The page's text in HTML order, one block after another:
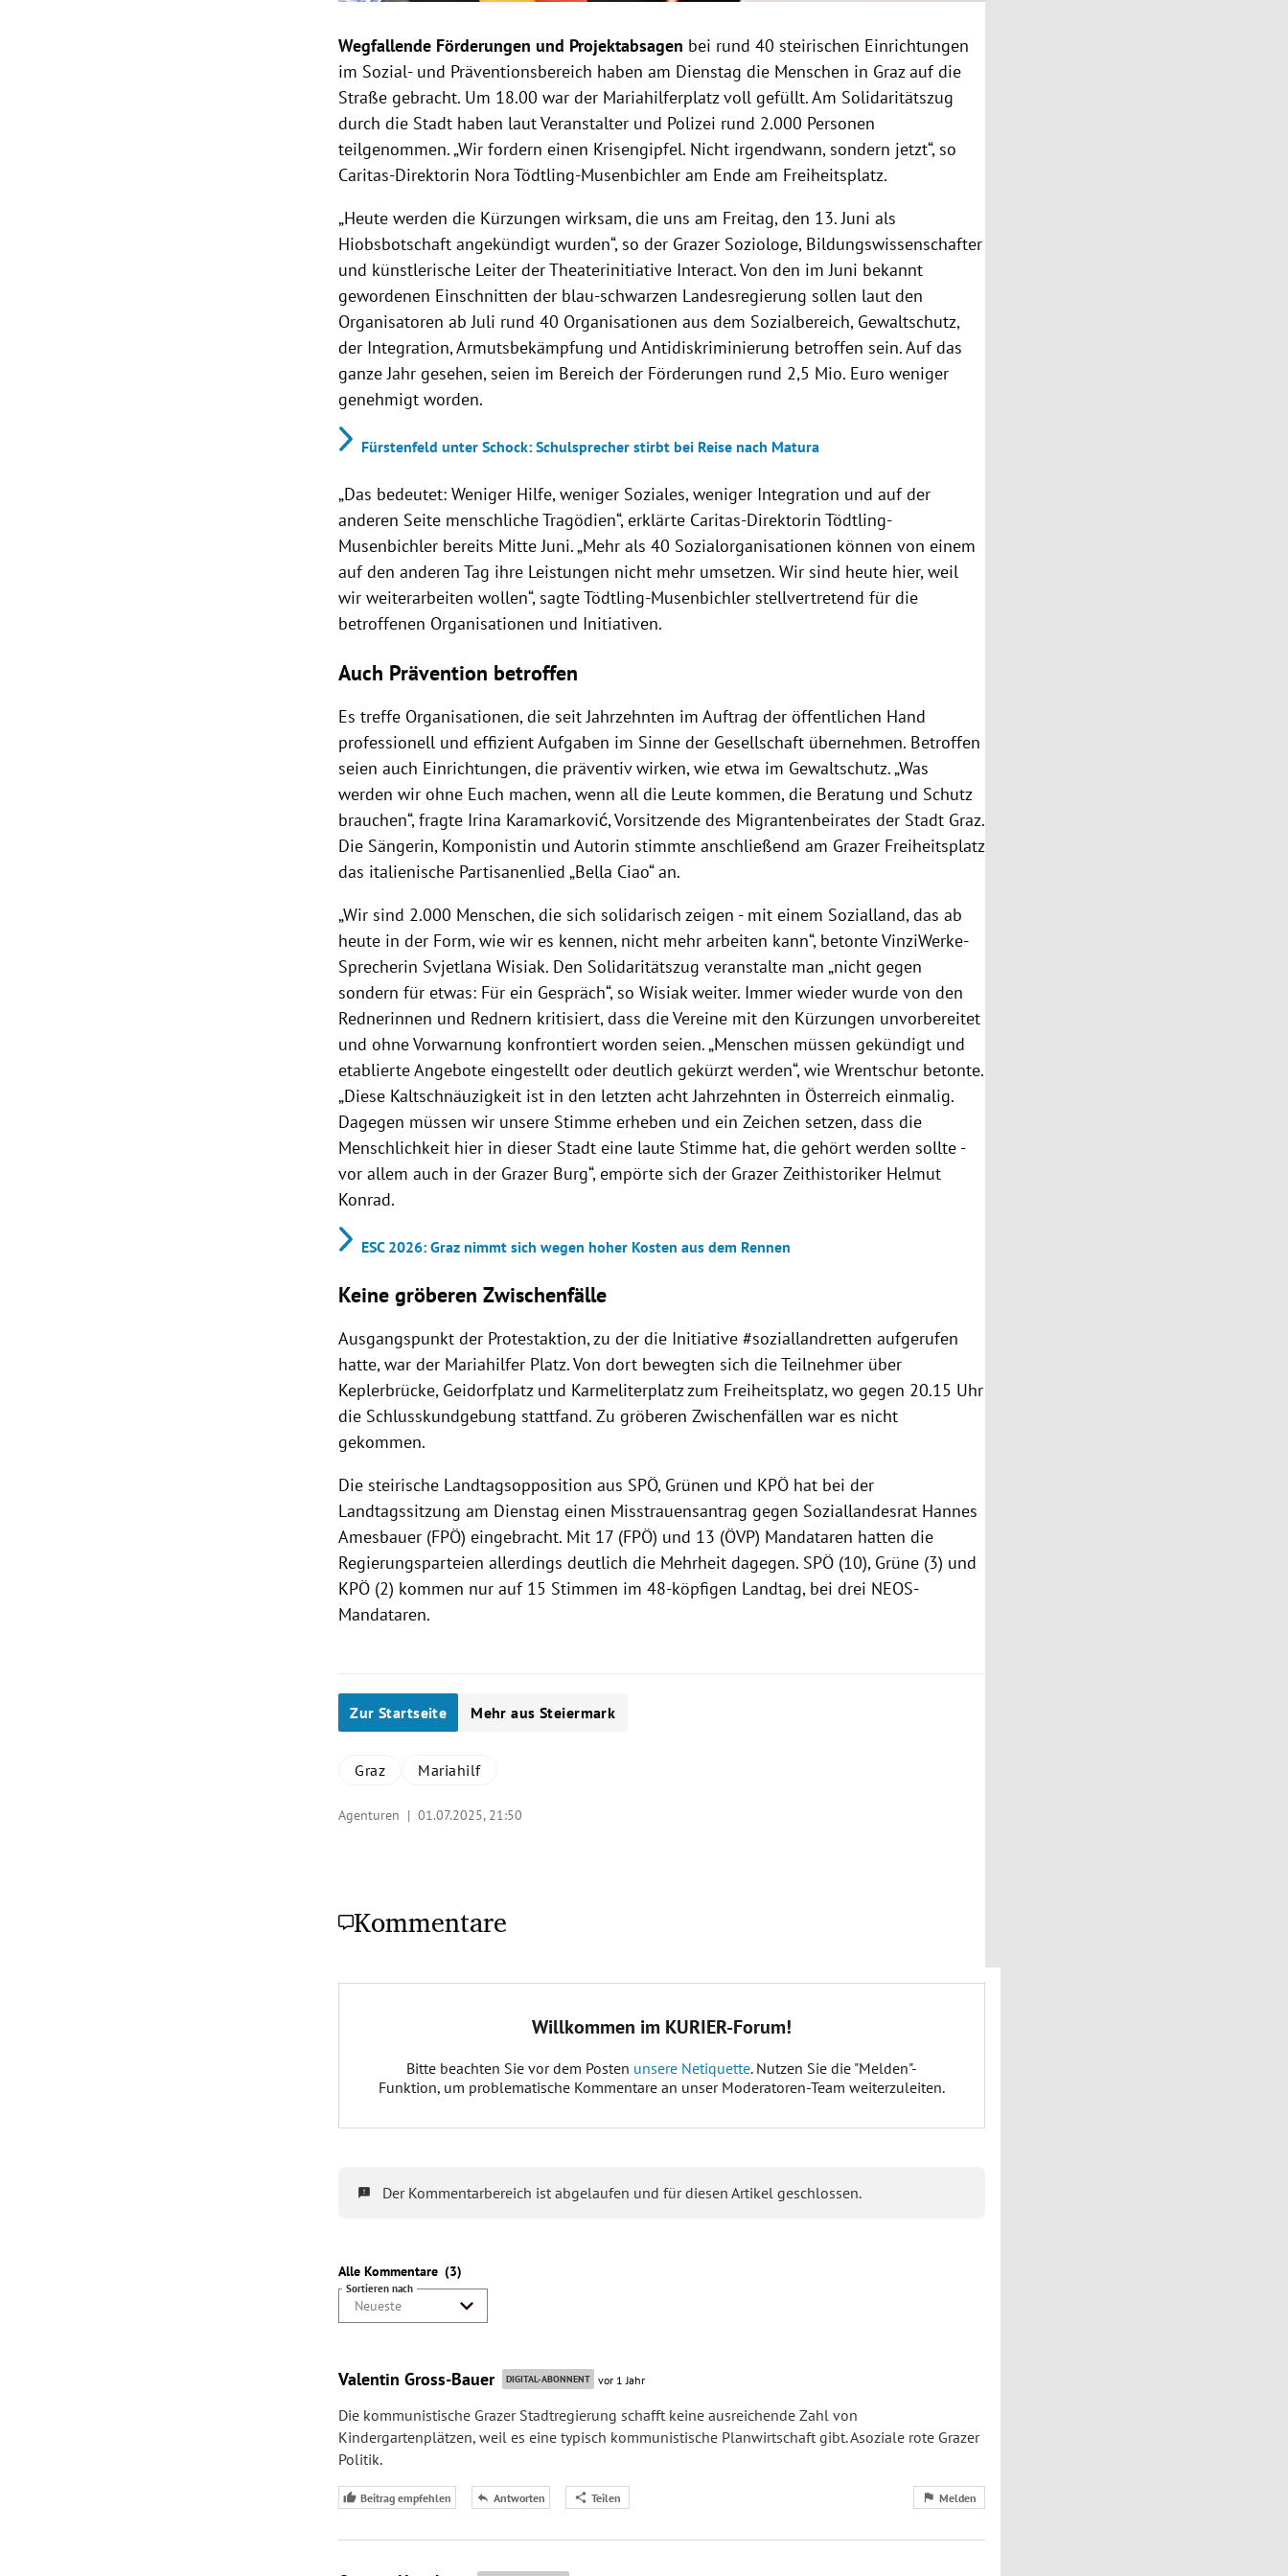
Wegfallende Förderungen und Projektabsagen bei rund 40 steirischen Einrichtungen
im Sozial- und Präventionsbereich haben am Dienstag die Menschen in Graz auf die
Straße gebracht. Um 18.00 war der Mariahilferplatz voll gefüllt. Am Solidaritätszug
durch die Stadt haben laut Veranstalter und Polizei rund 2.000 Personen
teilgenommen. „Wir fordern einen Krisengipfel. Nicht irgendwann, sondern jetzt“, so
Caritas-Direktorin Nora Tödtling-Musenbichler am Ende am Freiheitsplatz.
„Heute werden die Kürzungen wirksam, die uns am Freitag, den 13. Juni als
Hiobsbotschaft angekündigt wurden“, so der Grazer Soziologe, Bildungswissenschafter
und künstlerische Leiter der Theaterinitiative Interact. Von den im Juni bekannt
gewordenen Einschnitten der blau-schwarzen Landesregierung sollen laut den
Organisatoren ab Juli rund 40 Organisationen aus dem Sozialbereich, Gewaltschutz,
der Integration, Armutsbekämpfung und Antidiskriminierung betroffen sein. Auf das
ganze Jahr gesehen, seien im Bereich der Förderungen rund 2,5 Mio. Euro weniger
genehmigt worden.
Fürstenfeld unter Schock: Schulsprecher stirbt bei Reise nach Matura
„Das bedeutet: Weniger Hilfe, weniger Soziales, weniger Integration und auf der
anderen Seite menschliche Tragödien“, erklärte Caritas-Direktorin Tödtling-
Musenbichler bereits Mitte Juni. „Mehr als 40 Sozialorganisationen können von einem
auf den anderen Tag ihre Leistungen nicht mehr umsetzen. Wir sind heute hier, weil
wir weiterarbeiten wollen“, sagte Tödtling-Musenbichler stellvertretend für die
betroffenen Organisationen und Initiativen.
Auch Prävention betroffen
Es treffe Organisationen, die seit Jahrzehnten im Auftrag der öffentlichen Hand
professionell und effizient Aufgaben im Sinne der Gesellschaft übernehmen. Betroffen
seien auch Einrichtungen, die präventiv wirken, wie etwa im Gewaltschutz. „Was
werden wir ohne Euch machen, wenn all die Leute kommen, die Beratung und Schutz
brauchen“, fragte Irina Karamarković, Vorsitzende des Migrantenbeirates der Stadt Graz.
Die Sängerin, Komponistin und Autorin stimmte anschließend am Grazer Freiheitsplatz
das italienische Partisanenlied „Bella Ciao“ an.
„Wir sind 2.000 Menschen, die sich solidarisch zeigen - mit einem Sozialland, das ab
heute in der Form, wie wir es kennen, nicht mehr arbeiten kann“, betonte VinziWerke-
Sprecherin Svjetlana Wisiak. Den Solidaritätszug veranstalte man „nicht gegen
sondern für etwas: Für ein Gespräch“, so Wisiak weiter. Immer wieder wurde von den
Rednerinnen und Rednern kritisiert, dass die Vereine mit den Kürzungen unvorbereitet
und ohne Vorwarnung konfrontiert worden seien. „Menschen müssen gekündigt und
etablierte Angebote eingestellt oder deutlich gekürzt werden“, wie Wrentschur betonte.
„Diese Kaltschnäuzigkeit ist in den letzten acht Jahrzehnten in Österreich einmalig.
Dagegen müssen wir unsere Stimme erheben und ein Zeichen setzen, dass die
Menschlichkeit hier in dieser Stadt eine laute Stimme hat, die gehört werden sollte -
vor allem auch in der Grazer Burg“, empörte sich der Grazer Zeithistoriker Helmut
Konrad.
ESC 2026: Graz nimmt sich wegen hoher Kosten aus dem Rennen
Keine gröberen Zwischenfälle
Ausgangspunkt der Protestaktion, zu der die Initiative #soziallandretten aufgerufen
hatte, war der Mariahilfer Platz. Von dort bewegten sich die Teilnehmer über
Keplerbrücke, Geidorfplatz und Karmeliterplatz zum Freiheitsplatz, wo gegen 20.15 Uhr
die Schlusskundgebung stattfand. Zu gröberen Zwischenfällen war es nicht
gekommen.
Die steirische Landtagsopposition aus SPÖ, Grünen und KPÖ hat bei der
Landtagssitzung am Dienstag einen Misstrauensantrag gegen Soziallandesrat Hannes
Amesbauer (FPÖ) eingebracht. Mit 17 (FPÖ) und 13 (ÖVP) Mandataren hatten die
Regierungsparteien allerdings deutlich die Mehrheit dagegen. SPÖ (10), Grüne (3) und
KPÖ (2) kommen nur auf 15 Stimmen im 48-köpfigen Landtag, bei drei NEOS-
Mandataren.
Zur Startseite Mehr aus Steiermark
Graz Mariahilf
Agenturen |01.07.2025, 21:50
Kommentare